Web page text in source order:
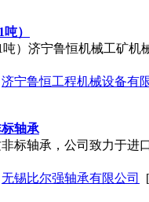
）
）济宁鲁恒机械工矿
济宁鲁恒工程机械设备有
轴承
标轴承，公司致力于
无锡比尔强轴承有限公司